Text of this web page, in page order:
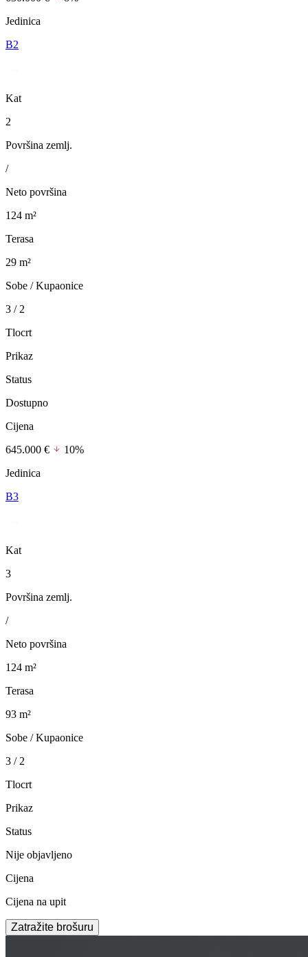
Jedinica
B2
Kat
2
Površina zemlj.
/
Neto površina
124 m²
Terasa
29 m²
Sobe / Kupaonice
3 / 2
Tlocrt
Prikaz
Status
Dostupno
Cijena
645.000 €
10%
Jedinica
B3
Kat
3
Površina zemlj.
/
Neto površina
124 m²
Terasa
93 m²
Sobe / Kupaonice
3 / 2
Tlocrt
Prikaz
Status
Nije objavljeno
Cijena
Cijena na upit
Zatražite brošuru